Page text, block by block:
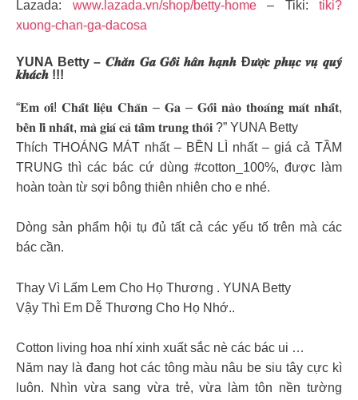
Lazada: www.lazada.vn/shop/betty-home– Tiki: tiki?
xuong-chan-ga-dacosa
YUNA Betty – 𝑪𝒉𝒂̆𝒏 𝑮𝒂 𝑮𝒐̂́𝒊 𝒉𝒂̂𝒏 𝒉𝒂̣𝒏𝒉 Đ𝒖̛𝒐̛̣𝒄 𝒑𝒉𝒖̣𝒄 𝒗𝒖̣ 𝒒𝒖𝒚́
𝒌𝒉𝒂́𝒄𝒉 !!!
“𝐄𝐦 𝐨̛𝐢! 𝐂𝐡𝐚̂́𝐭 𝐥𝐢𝐞̣̂𝐮 𝐂𝐡𝐚̆𝐧 – 𝐆𝐚 – 𝐆𝐨̂́𝐢 𝐧𝐚̀𝐨 𝐭𝐡𝐨𝐚́𝐧𝐠 𝐦𝐚́𝐭 𝐧𝐡𝐚̂́𝐭,
𝐛𝐞̂̀𝐧 𝐥𝐢̀ 𝐧𝐡𝐚̂́𝐭, 𝐦𝐚̀ 𝐠𝐢𝐚́ 𝐜𝐚̉ 𝐭𝐚̂̀𝐦 𝐭𝐫𝐮𝐧𝐠 𝐭𝐡𝐨̂𝐢 ?” YUNA Betty
Thích THOÁNG MÁT nhất – BỀN LÌ nhất – giá cả TẦM
TRUNG thì các bác cứ dùng #cotton_100%, được làm
hoàn toàn từ sợi bông thiên nhiên cho e nhé.
Dòng sản phẩm hội tụ đủ tất cả các yếu tố trên mà các
bác cần.
Thay Vì Lấm Lem Cho Họ Thương . YUNA Betty
Vậy Thì Em Dễ Thương Cho Họ Nhớ..
Cotton living hoa nhí xinh xuất sắc nè các bác ui …
Năm nay là đang hot các tông màu nâu be siu tây cực kì
luôn. Nhìn vừa sang vừa trẻ, vừa làm tôn nền tường